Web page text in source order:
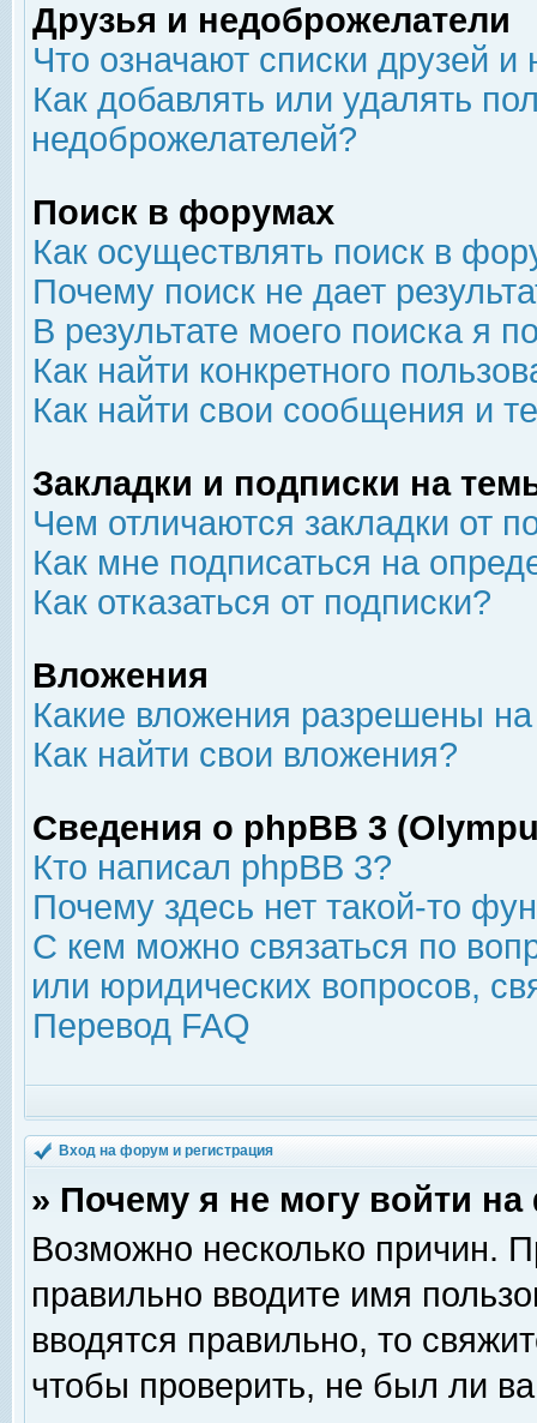
Друзья и недоброжелатели
Что означают списки друзей
Как добавлять или удалять
недоброжелателей?
Поиск в форумах
Как осуществлять поиск в
Почему поиск не дает
В результате моего поиска я
Как найти конкретного
Как найти свои сообщения и
Закладки и подписки на
Чем отличаются закладки от
Как мне подписаться на
Как отказаться от подписки?
Вложения
Какие вложения разрешены
Как найти свои вложения?
Сведения о phpBB 3
Кто написал phpBB 3?
Почему здесь нет такой-то
С кем можно связаться по
или юридических вопросов,
Перевод FAQ
Вход на форум и регистрация
» Почему я не могу войти
Возможно несколько причин.
правильно вводите имя
вводятся правильно, то
чтобы проверить, не был ли